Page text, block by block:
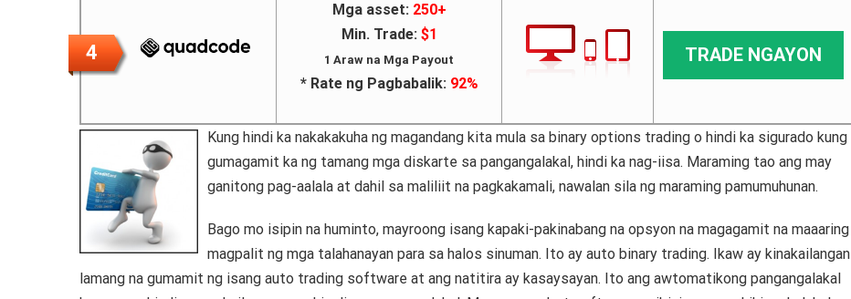
4
Mga asset:250+
Min. Trade: $1
1 Araw na Mga Payout
* Rate ng Pagbabalik: 92%
TRADE NGAYON
Kung hindi ka nakakakuha ng magandang kita mula sa binary options trading o hindi ka sigurado kung
gumagamit ka ng tamang mga diskarte sa pangangalakal, hindi ka nag-iisa. Maraming tao ang may
ganitong pag-aalala at dahil sa maliliit na pagkakamali, nawalan sila ng maraming pamumuhunan.
Bago mo isipin na huminto, mayroong isang kapaki-pakinabang na opsyon na magagamit na maaaring
magpalit ng mga talahanayan para sa halos sinuman. Ito ay auto binary trading. Ikaw ay kinakailangan
lamang na gumamit ng isang auto trading software at ang natitira ay kasaysayan. Ito ang awtomatikong pangangalakal